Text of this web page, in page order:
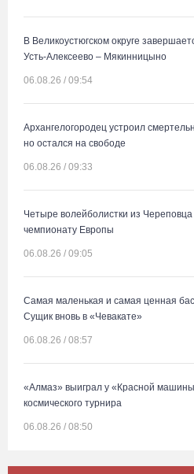
В Великоустюгском округе
Усть-Алексеево – Мякинницыно
06.08.26 / 09:54
Архангелогородец устроил
но остался на свободе
06.08.26 / 09:33
Четыре волейболистки из
чемпионату Европы
06.08.26 / 09:05
Самая маленькая и самая ценная
Сущик вновь в «Чевакате»
06.08.26 / 08:57
«Алмаз» выиграл у «Красной
космического турнира
06.08.26 / 08:50